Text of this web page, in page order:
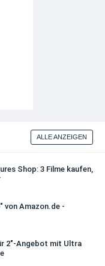
ALLE ANZEIGEN
Shop: 3 Filme kaufen,
von Amazon.de -
2"-Angebot mit Ultra